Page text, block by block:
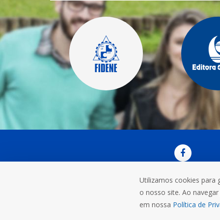
Rua do
Utilizamos cookies para
o nosso site. Ao
em nossa Política de